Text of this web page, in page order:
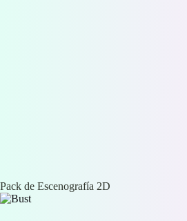
Pack de Escenografía 2D